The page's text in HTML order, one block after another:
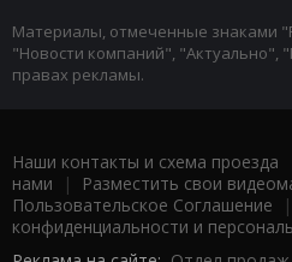
Материалы, отмеченные знаками
"Новости компаний", "Актуально",
правах рекламы.
Наши контакты и схема проезда
нами | Разместить свои
Пользовательское Соглашение |
конфиденциальности и